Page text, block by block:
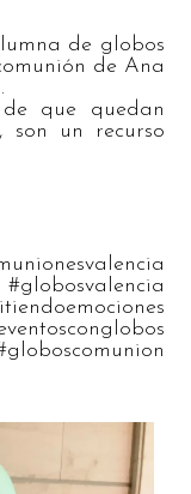
de globos
de Ana
que quedan
un recurso